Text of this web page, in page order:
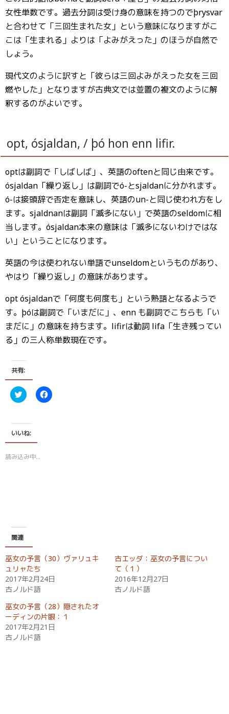
女性単数です。過去分詞は受け身の意味を持つのでþrysvar
と合わせて「三回生まれた女」という意味になりますがこ
こは「生まれる」よりは「よみがえった」のほうが自然で
しょう。
現代文のように訳すと「彼らは三回よみがえった女を三回
燃やした」となりますが古典文では並置の複文のように解
釈するのがよいです。
opt, ósjaldan, / þó hon enn lifir.
optは副詞で「しばしば」、英語のoftenと同じ由来です。
ósjaldan「繰り返し」は副詞でó-とsjaldanに分かれます。
ó-は接頭辞で否定を意味し、英語のun-と同じ使われ方をし
ます。sjaldnanは副詞「滅多にない」で英語のseldomに相
当します。ósjaldan本来の意味は「滅多にないわけではな
い」ということになります。
英語の今は使われない単語でunseldomというものがあり、
やはり「繰り返し」の意味があります。
opt ósjaldanで「何度も何度も」という熟語となるようで
す。þóは副詞で「いまだに」、enn も副詞でこちらも「い
まだに」の意味を持ちます。lifirは動詞 lifa「生き残ってい
る」の三人称単数現在です。
共有:
ク
リ
て
T
i
t
t
ウ
ン
ド
で
開
き
ま
す
)
F
a
(
い
ド
ウ
で
開
き
いいね:
読み込み中…
関連
巫女の予言（30）ヴァリュキ
ュリャたち
2017年2月24日
古ノルド語
古エッダ：巫女の予言につい
て（１）
2016年12月27日
古ノルド語
巫女の予言（28）隠されたオ
ーディンの片眼：１
2017年2月21日
古ノルド語